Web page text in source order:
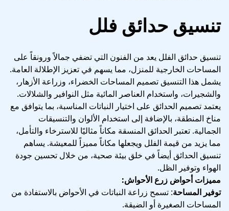
تنسيق حدائق فلل
تنسيق حدائق الفلل يعد من الفنون التي تضفي جمالاً ورونقاً على
المساحات الخارجية للمنزل، مما يسهم في تعزيز الإطلالة العامة.
يشمل هذا التنسيق تصميم المساحات الخضراء، وزراعة الأزهار،
والشجيرات، واستخدام العناصر المائية مثل النوافير والشلالات.
يعتمد تصميم الحدائق على اختيار النباتات المناسبة، بما يتوافق مع
مناخ المنطقة، بالإضافة إلى استخدام الألوان والتنسيقات
الجمالية. تعتبر الحدائق المنسقة مكاناً مثاليًا للاسترخاء والتأمل،
مما يزيد من قيمة الفلل ويجعلها مكاناً مميزاً للمعيشة. يساهم
تنسيق الحدائق أيضاً في خلق بيئة صحية، من خلال تحسين جودة
الهواء وتوفير الظل.
مميزات أحواض زرع الأحواش:
توفير المساحة: تسمح زراعة النباتات في الأحواض بالاستفادة من
المساحات الصغيرة أو الضيقة.